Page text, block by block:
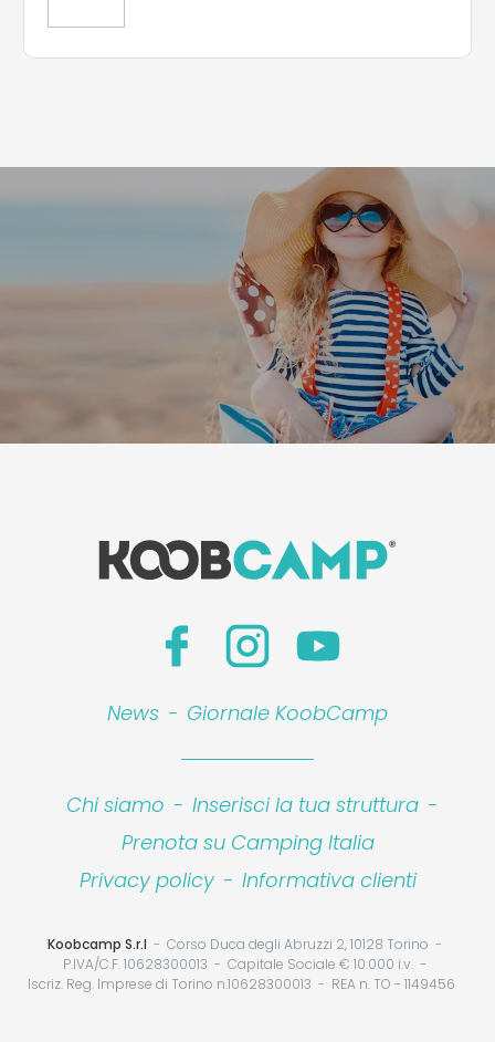
News - Giornale KoobCamp
Chi siamo - Inserisci la tua struttura -
Prenota su Camping Italia
Privacy policy - Informativa clienti
Koobcamp S.r.l
Corso Duca degli Abruzzi 2, 10128 Torino
P.IVA/C.F. 10628300013
Capitale Sociale € 10.000 i.v.
Iscriz. Reg. Imprese di Torino n.10628300013
REA n. TO - 1149456